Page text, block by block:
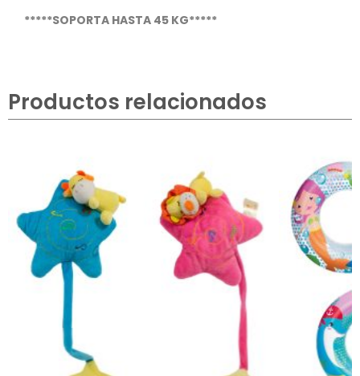
*****SOPORTA HASTA 45 KG*****
Productos relacionados